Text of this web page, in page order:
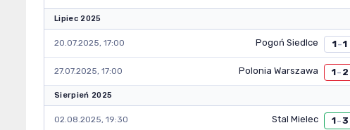
Lipiec 2025
20.07.2025, 17:00 Pogoń Siedlce 1–1
27.07.2025, 17:00 Polonia Warszawa 1– 2
Sierpień 2025
02.08.2025, 19:30 Stal Mielec 1–3